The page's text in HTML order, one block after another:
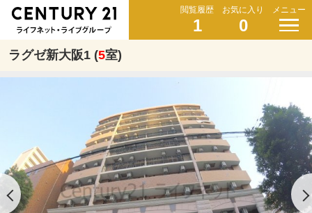
閲覧履歴
1
お気に入り
0
メニュー
ラグゼ新大阪1 (5室)